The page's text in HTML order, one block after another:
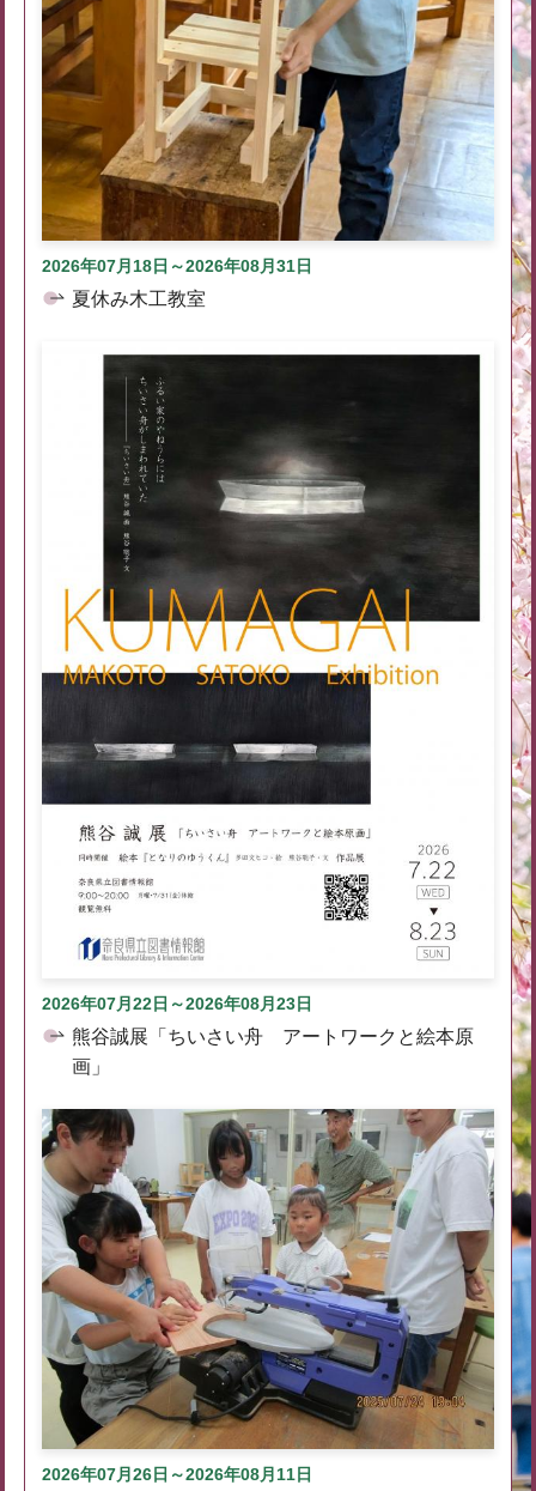
2026年07月18日～2026年08月31日
夏休み木工教室
2026年07月22日～2026年08月23日
熊谷誠展「ちいさい舟 アートワークと絵本原
画」
2026年07月26日～2026年08月11日